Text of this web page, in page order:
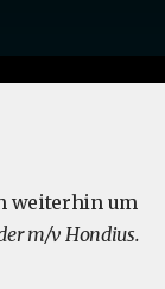
weiterhin um
m/v Hondius.